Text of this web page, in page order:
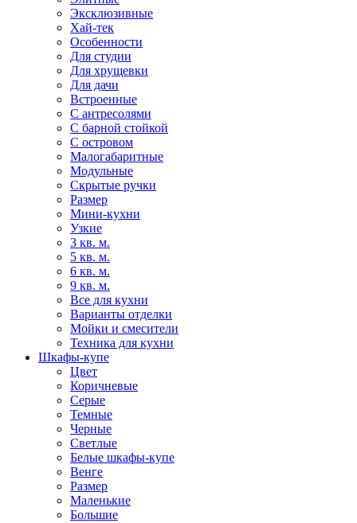
Эксклюзивные
Хай-тек
Особенности
Для студии
Для хрущевки
Для дачи
Встроенные
С антресолями
С барной стойкой
С островом
Малогабаритные
Модульные
Скрытые ручки
Размер
Мини-кухни
Узкие
3 кв. м.
5 кв. м.
6 кв. м.
9 кв. м.
Все для кухни
Варианты отделки
Мойки и смесители
Техника для кухни
Шкафы-купе
Цвет
Коричневые
Серые
Темные
Черные
Светлые
Белые шкафы-купе
Венге
Размер
Маленькие
Большие